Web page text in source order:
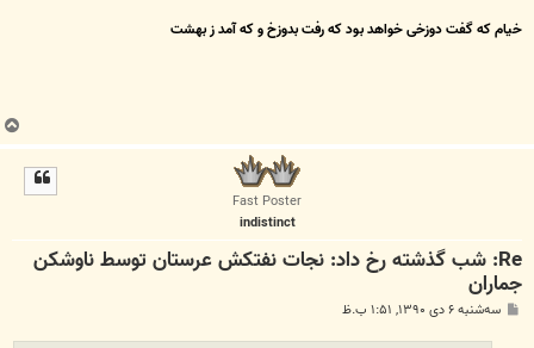
خیام که گفت دوزخی خواهد بود که رفت بدوزخ و که آمد ز بهشت
ب
ا
Fast Poster
indistinct
Re: شب گذشته رخ داد: نجات نفتکش عرستان توسط ناوشکن
جماران
پ سه‌شنبه ۶ دی ۱۳۹۰, ۱:۵۱ ب.ظ